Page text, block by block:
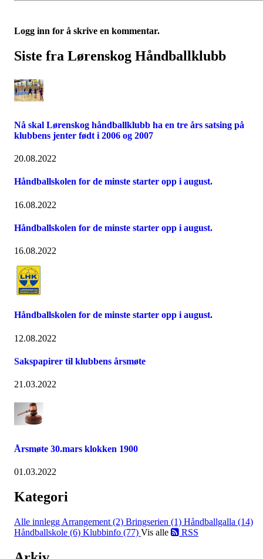
Logg inn for å skrive en kommentar.
Siste fra Lørenskog Håndballklubb
Nå skal Lørenskog håndballklubb ha en tre års satsing på
klubbens jenter født i 2006 og 2007
20.08.2022
Håndballskolen for de minste starter opp i august.
16.08.2022
Håndballskolen for de minste starter opp i august.
16.08.2022
Håndballskolen for de minste starter opp i august.
12.08.2022
Sakspapirer til klubbens årsmøte
21.03.2022
Årsmøte 30.mars klokken 1900
01.03.2022
Kategori
Alle innlegg Arrangement (2) Bringserien (1) Håndballgalla (14)
Håndballskole (6) Klubbinfo (77) Vis alle RSS